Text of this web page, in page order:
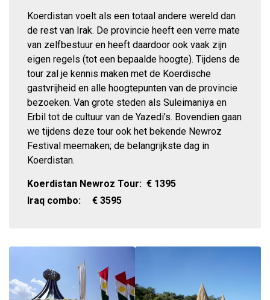
Koerdistan voelt als een totaal andere wereld dan
de rest van Irak. De provincie heeft een verre mate
van zelfbestuur en heeft daardoor ook vaak zijn
eigen regels (tot een bepaalde hoogte). Tijdens de
tour zal je kennis maken met de Koerdische
gastvrijheid en alle hoogtepunten van de provincie
bezoeken. Van grote steden als Suleimaniya en
Erbil tot de cultuur van de Yazedi’s. Bovendien gaan
we tijdens deze tour ook het bekende Newroz
Festival meemaken; de belangrijkste dag in
Koerdistan.
Koerdistan Newroz Tour: € 1395
Iraq combo:
€ 3595